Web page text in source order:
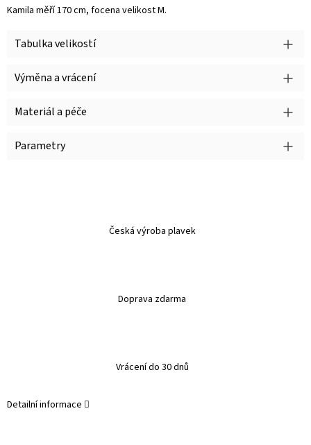
Tabulka velikostí
Výměna a vrácení
Materiál a péče
Parametry
Česká výroba plavek
Doprava zdarma
Vrácení do 30 dnů
Kamila měří 170 cm, focena velikost M.
Detailní informace